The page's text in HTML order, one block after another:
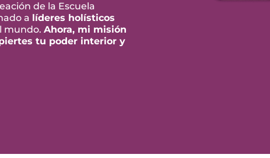
de la Escuela
a líderes holísticos
mundo.Ahora, mi misión
tu poder interior y